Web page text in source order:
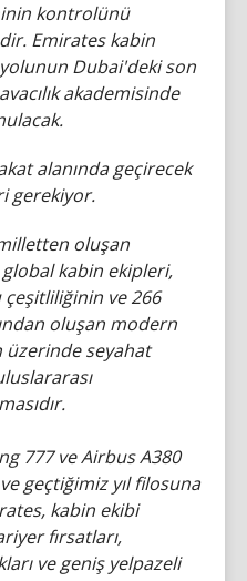
kontrolünü
Emirates kabin
Dubai'deki son
akademisinde
alanında geçirecek
gerekiyor.
oluşan
kabin ekipleri,
ve 266
oluşan modern
üzerinde seyahat
777 ve Airbus A380
geçtiğimiz yıl filosuna
kabin ekibi
fırsatları,
ve geniş yelpazeli